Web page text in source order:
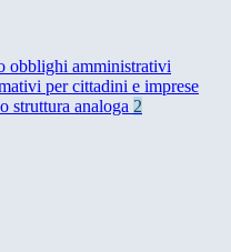
obblighi amministrativi
per cittadini e imprese
struttura analoga 2